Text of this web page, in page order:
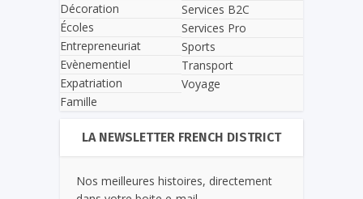
Décoration
Écoles
Entrepreneuriat
Evènementiel
Expatriation
Famille
Services B2C
Services Pro
Sports
Transport
Voyage
LA NEWSLETTER FRENCH DISTRICT
Nos meilleures histoires, directement